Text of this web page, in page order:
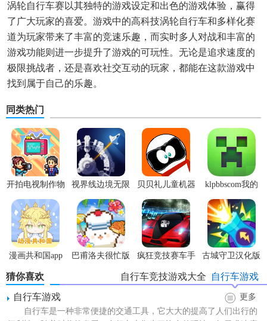
涡轮自行车赛以其独特的游戏设定和出色的游戏体验，赢得
了广大玩家的喜爱。游戏中的高科技涡轮自行车和多样化赛
道为玩家带来了丰富的竞速乐趣，而实时多人对战和丰富的
游戏功能则进一步提升了游戏的可玩性。无论是追求速度的
极限挑战者，还是喜欢社交互动的玩家，都能在这款游戏中
找到属于自己的乐趣。
同类热门
开拍电视制作物
语内置菜单版
视界线边境无限
科技点
贝贝礼儿童机器
人app安卓版
klpbbscom我的
世界
漫画共和国app
官方版
巴甫洛夫很忙版
疯狂竞技赛车手
游安卓版
古城守卫汉化版
猜你喜欢 自行车游戏
自行车竞技游戏大全
自行车游戏
更多
自行车是一种非常便捷的交通工具，它大大的提高了人们出行的